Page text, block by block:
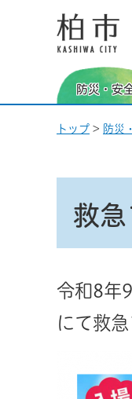
柏市 つづ
防災・安
トップ > 防災
救
令和8年
にて救